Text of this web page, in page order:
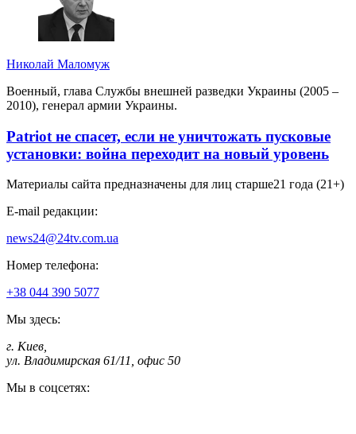
Николай Маломуж
Военный, глава Службы внешней разведки Украины (2005 –
2010), генерал армии Украины.
Patriot не спасет, если не уничтожать пусковые
установки: война переходит на новый уровень
Материалы сайта предназначены для лиц старше21 года (21+)
E-mail редакции:
news24@24tv.com.ua
Номер телефона:
+38 044 390 5077
Мы здесь:
г. Киев
ул. Владимирская 61/11, офис 50
Мы в соцсетях: